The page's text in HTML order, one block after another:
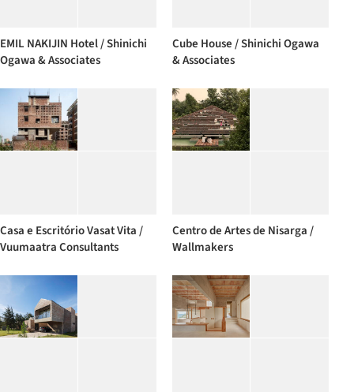
EMIL NAKIJIN Hotel / Shinichi
Ogawa & Associates
Cube House / Shinichi Ogawa
& Associates
Casa e Escritório Vasat Vita /
Vuumaatra Consultants
Centro de Artes de Nisarga /
Wallmakers